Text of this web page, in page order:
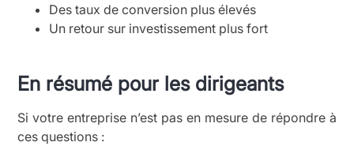
Des taux de conversion plus élevés
Un retour sur investissement plus fort
En résumé pour les dirigeants
Si votre entreprise n’est pas en mesure de répondre à
ces questions :